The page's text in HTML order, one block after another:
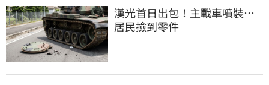
漢光首日出包！主戰車噴裝…
居民撿到零件